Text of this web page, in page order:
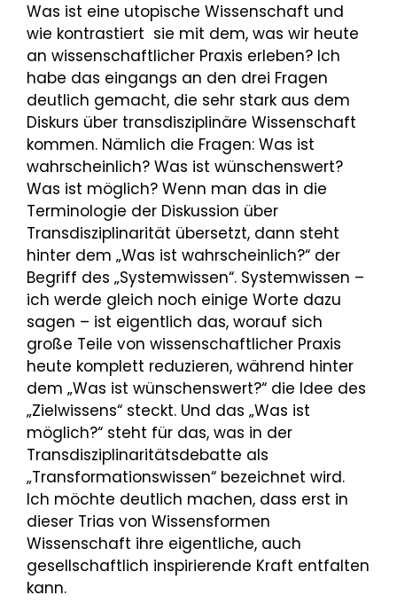
Was ist eine utopische Wissenschaft und
wie kontrastiert sie mit dem, was wir heute
an wissenschaftlicher Praxis erleben? Ich
habe das eingangs an den drei Fragen
deutlich gemacht, die sehr stark aus dem
Diskurs über transdisziplinäre Wissenschaft
kommen. Nämlich die Fragen: Was ist
wahrscheinlich? Was ist wünschenswert?
Was ist möglich? Wenn man das in die
Terminologie der Diskussion über
Transdisziplinarität übersetzt, dann steht
hinter dem „Was ist wahrscheinlich?“ der
Begriff des „Systemwissen“. Systemwissen –
ich werde gleich noch einige Worte dazu
sagen – ist eigentlich das, worauf sich
große Teile von wissenschaftlicher Praxis
heute komplett reduzieren, während hinter
dem „Was ist wünschenswert?“ die Idee des
„Zielwissens“ steckt. Und das „Was ist
möglich?“ steht für das, was in der
Transdisziplinaritätsdebatte als
„Transformationswissen“ bezeichnet wird.
Ich möchte deutlich machen, dass erst in
dieser Trias von Wissensformen
Wissenschaft ihre eigentliche, auch
gesellschaftlich inspirierende Kraft entfalten
kann.